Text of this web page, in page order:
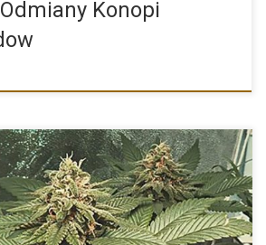
Konopi
Marihuany Odmiany Konopi Royal Gorilla